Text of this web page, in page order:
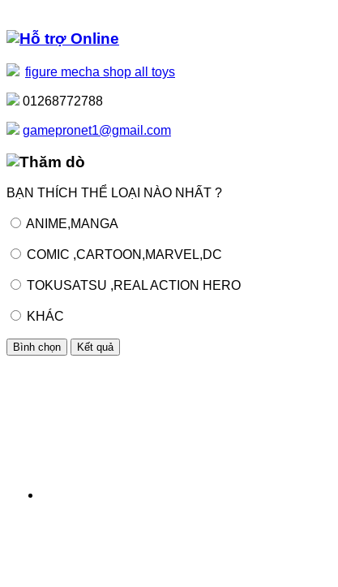
Hỗ trợ Online
figure mecha shop all toys
01268772788
gamepronet1@gmail.com
Thăm dò
BẠN THÍCH THỂ LOẠI NÀO NHẤT ?
ANIME,MANGA
COMIC ,CARTOON,MARVEL,DC
TOKUSATSU ,REAL ACTION HERO
KHÁC